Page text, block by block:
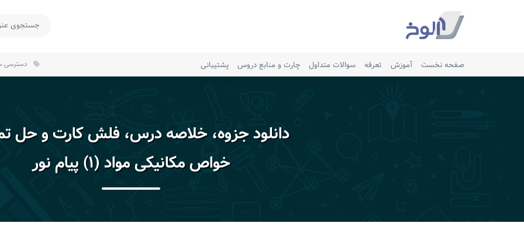
صفحه نخست آموزش تعرفه سوالات متداول چارت و منابع دروس پشتیبانی local_offer دسترسی
دانلود جزوه، خلاصه درس، فلش کارت و حل
خواص مکانیکی مواد (۱) پیام نور